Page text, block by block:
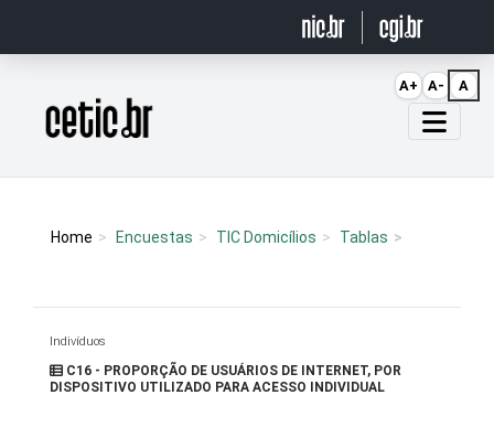
Página inicial
Home Encuestas TIC Domicílios Tablas
Indivíduos
C16 - PROPORÇÃO DE USUÁRIOS DE INTERNET, POR
DISPOSITIVO UTILIZADO PARA ACESSO INDIVIDUAL
A+ A- A